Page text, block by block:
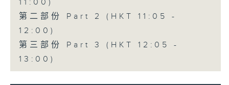
11:00)
第二部份 Part 2 (HKT 11:05 -
12:00)
第三部份 Part 3 (HKT 12:05 -
13:00)